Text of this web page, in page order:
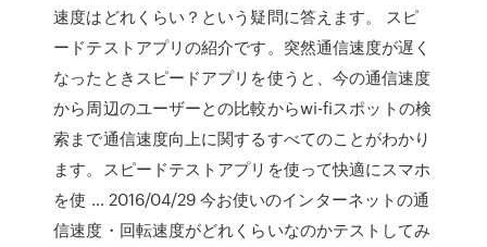
速度はどれくらい？という疑問に答えます。 スピ
ードテストアプリの紹介です。突然通信速度が遅く
なったときスピードアプリを使うと、今の通信速度
から周辺のユーザーとの比較からwi-fiスポットの検
索まで通信速度向上に関するすべてのことがわかり
ます。スピードテストアプリを使って快適にスマホ
を使 … 2016/04/29 今お使いのインターネットの通
信速度・回転速度がどれくらいなのかテストしてみ